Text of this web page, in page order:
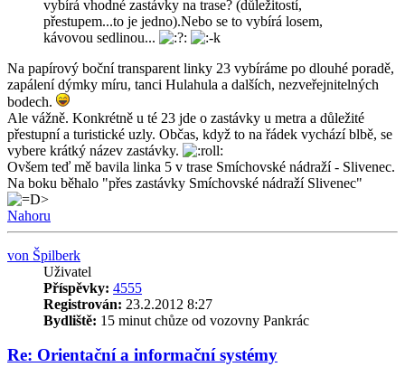
vybírá vhodné zastávky na trase? (důležitostí,
přestupem...to je jedno).Nebo se to vybírá losem,
kávovou sedlinou...
Na papírový boční transparent linky 23 vybíráme po dlouhé poradě,
zapálení dýmky míru, tanci Hulahula a dalších, nezveřejnitelných
bodech.
Ale vážně. Konkrétně u té 23 jde o zastávky u metra a důležité
přestupní a turistické uzly. Občas, když to na řádek vychází blbě, se
vybere krátký název zastávky.
Ovšem teď mě bavila linka 5 v trase Smíchovské nádraží - Slivenec.
Na boku běhalo "přes zastávky Smíchovské nádraží Slivenec"
Nahoru
von Špilberk
Uživatel
Příspěvky: 4555
Registrován: 23.2.2012 8:27
Bydliště: 15 minut chůze od vozovny Pankrác
Re: Orientační a informační systémy